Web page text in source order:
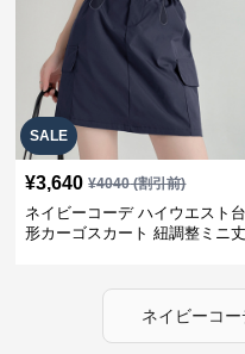
SALE
¥3,640 ¥4040(割引前)
ネイビーコーデ ハイウエスト台
形カーゴスカート 紐調整ミニ丈
ネイビーコー